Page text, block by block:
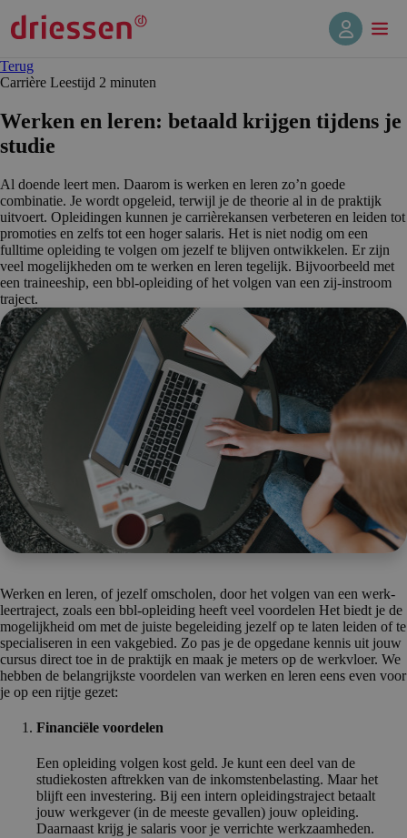
Terug
Carrière Leestijd 2 minuten
Werken en leren: betaald krijgen tijdens je
studie
Al doende leert men. Daarom is werken en leren zo’n goede
combinatie. Je wordt opgeleid, terwijl je de theorie al in de praktijk
uitvoert. Opleidingen kunnen je carrièrekansen verbeteren en leiden tot
promoties en zelfs tot een hoger salaris. Het is niet nodig om een
fulltime opleiding te volgen om jezelf te blijven ontwikkelen. Er zijn
veel mogelijkheden om te werken en leren tegelijk. Bijvoorbeeld met
een traineeship, een bbl-opleiding of het volgen van een zij-instroom
traject.
Werken en leren, of jezelf omscholen, door het volgen van een werk-
leertraject, zoals een bbl-opleiding heeft veel voordelen Het biedt je de
mogelijkheid om met de juiste begeleiding jezelf op te laten leiden of te
specialiseren in een vakgebied. Zo pas je de opgedane kennis uit jouw
cursus direct toe in de praktijk en maak je meters op de werkvloer. We
hebben de belangrijkste voordelen van werken en leren eens even voor
je op een rijtje gezet:
Financiële voordelen
Een opleiding volgen kost geld. Je kunt een deel van de
studiekosten aftrekken van de inkomstenbelasting. Maar het
blijft een investering. Bij een intern opleidingstraject betaalt
jouw werkgever (in de meeste gevallen) jouw opleiding.
Daarnaast krijg je salaris voor je verrichte werkzaamheden.